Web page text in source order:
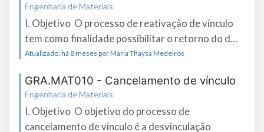
Engenharia de Materiais
I. Objetivo O processo de reativação de vínculo
tem como finalidade possibilitar o retorno do d...
Atualizado: há 8 meses por Maria Thaysa Medeiros
GRA.MAT010 - Cancelamento de vínculo
Engenharia de Materiais
I. Objetivo O objetivo do processo de
cancelamento de vínculo é a desvinculação